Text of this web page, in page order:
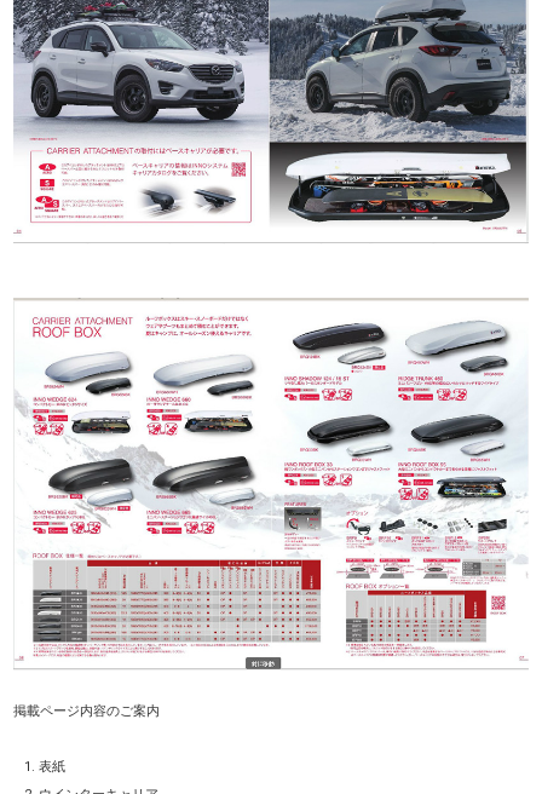
掲載ページ内容のご案内
表紙